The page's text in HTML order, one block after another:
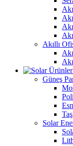
Akıllı
Güneş
Solar